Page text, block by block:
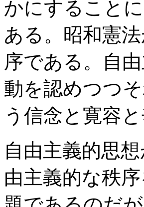
かにすること
ある。昭和憲
序である。自
動を認めつつ
う信念と寛容
自由主義的思
由主義的な秩